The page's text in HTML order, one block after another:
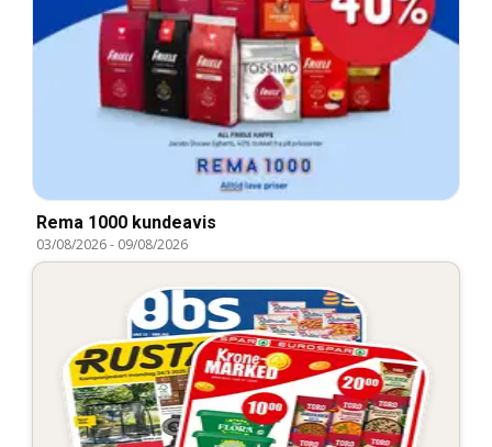
Rema 1000 kundeavis
03/08/2026- 09/08/2026